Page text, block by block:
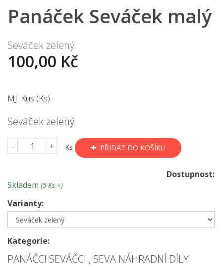
Panáček Seváček malý
Seváček zelený
100,00 Kč
MJ: Kus (Ks)
Seváček zelený
- + Ks PŘIDAT DO KOŠÍKU
Dostupnost:
Skladem (5 Ks +)
Varianty:
Kategorie:
PANÁČCI SEVÁČCI , SEVA NÁHRADNÍ DÍLY